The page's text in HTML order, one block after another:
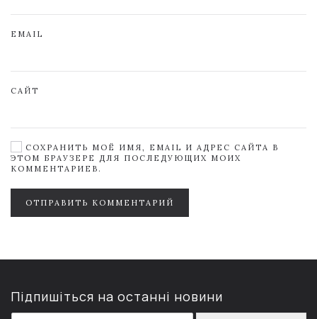
EMAIL
САЙТ
СОХРАНИТЬ МОЁ ИМЯ, EMAIL И АДРЕС САЙТА В
ЭТОМ БРАУЗЕРЕ ДЛЯ ПОСЛЕДУЮЩИХ МОИХ
КОММЕНТАРИЕВ.
ОТПРАВИТЬ КОММЕНТАРИЙ
Підпишіться на останні новини